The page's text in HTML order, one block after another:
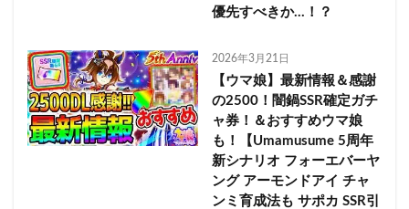
優先すべきか…！？
2026年3月21日
【ウマ娘】最新情報＆感謝
の2500！闇鍋SSR確定ガチ
ャ券！＆おすすめウマ娘
も！【Umamusume 5周年
新シナリオ フォーエバーヤ
ング アーモンドアイ チャ
ンミ育成法も サポカ SSR引